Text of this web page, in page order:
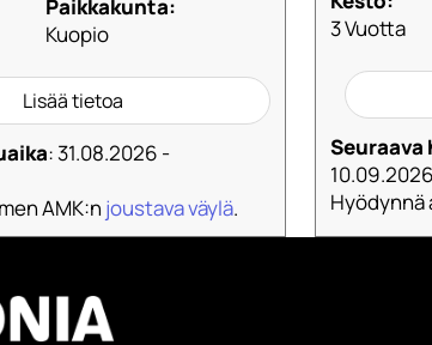
Paikkakunta:
Kuopio
Lisää tietoa
: 31.08.2026 -
AMK:n joustava väylä.
3 Vuotta
Seuraava
10.09.2026
Hyödynnä